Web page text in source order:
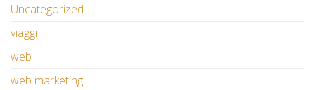
Uncategorized
viaggi
web
web marketing